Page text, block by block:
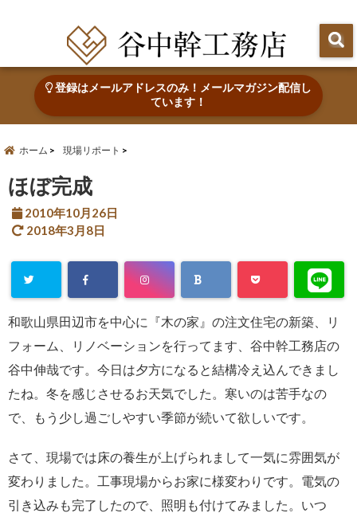
登録はメールアドレスのみ！メールマガジン配信し
ています！
ホーム 現場リポート
ほぼ完成
2010年10月26日
2018年3月8日
和歌山県田辺市を中心に『木の家』の注文住宅の新築、リ
フォーム、リノベーションを行ってます、谷中幹工務店の
谷中伸哉です。 今日は夕方になると結構冷え込んできまし
たね。 冬を感じさせるお天気でした。 寒いのは苦手なの
で、もう少し過ごしやすい季節が続いて欲しいです。
さて、現場では床の養生が上げられまして一気に雰囲気が
変わりました。 工事現場からお家に様変わりです。 電気の
引き込みも完了したので、照明も付けてみました。 いつ